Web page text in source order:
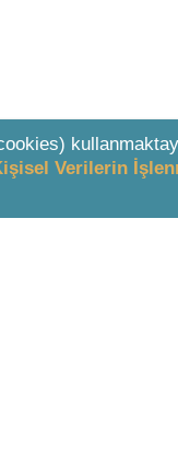
Text
Verilerin